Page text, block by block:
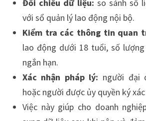
Đối chiếu dữ liệu: so sánh số
với sổ quản lý lao động nội bộ.
Kiểm tra các thông tin quan
lao động dưới 18 tuổi, số
ngắn hạn.
Xác nhận pháp lý: người đại
hoặc người được ủy quyền ký
Việc này giúp cho doanh